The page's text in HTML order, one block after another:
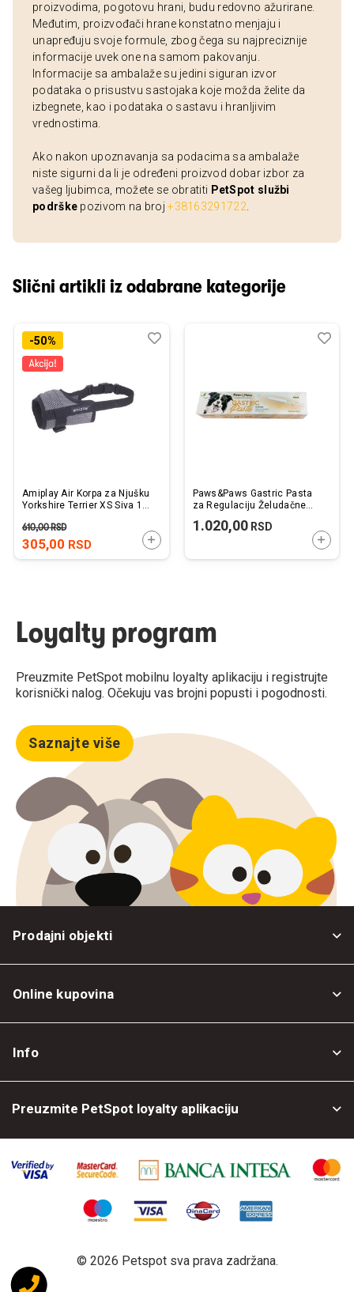
proizvodima, pogotovu hrani, budu redovno ažurirane.
Međutim, proizvođači hrane konstatno menjaju i
unapređuju svoje formule, zbog čega su najpreciznije
informacije uvek one na samom pakovanju.
Informacije sa ambalaže su jedini siguran izvor
podataka o prisustvu sastojaka koje možda želite da
izbegnete, kao i podataka o sastavu i hranljivim
vrednostima.
Ako nakon upoznavanja sa podacima sa ambalaže
niste sigurni da li je određeni proizvod dobar izbor za
vašeg ljubimca, možete se obratiti PetSpot službi
podrške pozivom na broj+38163291722
Slični artikli iz odabrane kategorije
-50%
Amiplay Air Korpa za Njušku
Yorkshire Terrier XS Siva 14-
305,00 RSD
610,00RSD
DODAJTE U KORPU
Dodaj
Uporedi
Paws&Paws Gastric Pasta
za Regulaciju Želudačne
1.020,00RSD
Loyalty program
Preuzmite PetSpot mobilnu loyalty aplikaciju i registrujte
korisnički nalog. Očekuju vas brojni popusti i pogodnosti.
Saznajte više
Prodajni objekti
Online kupovina
Info
Preuzmite PetSpot loyalty aplikaciju
© 2026 Petspot sva prava zadržana.